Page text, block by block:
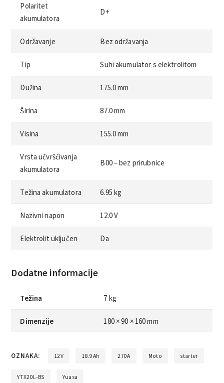
Polaritet
akumulatora
D+
Održavanje Bez održavanja
Tip Suhi akumulator s elektrolitom
Dužina 175.0 mm
Širina 87.0 mm
Visina 155.0 mm
Vrsta učvršćivanja
akumulatora
B00 – bez prirubnice
Težina akumulatora 6.95 kg
Nazivni napon 12.0 V
Elektrolit uključen Da
Dodatne informacije
Težina 7 kg
Dimenzije 180 × 90 × 160 mm
OZNAKA: 12V 18.9Ah 270A Moto starter
YTX20L-BS Yuasa